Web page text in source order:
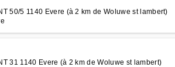
50/5 1140 Evere (à 2 km de Woluwe st lambert)
31 1140 Evere (à 2 km de Woluwe st lambert)